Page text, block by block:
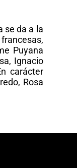
se da a la
Puyana
Ignacio
carácter
Rosa